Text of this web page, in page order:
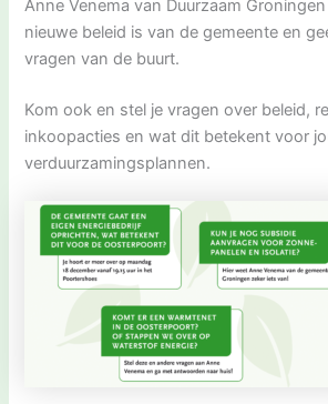
Anne Venema van Duurzaam
nieuwe beleid is van de gemeente en
vragen van de buurt.
Kom ook en stel je vragen over beleid,
inkoopacties en wat dit betekent voor
verduurzamingsplannen.